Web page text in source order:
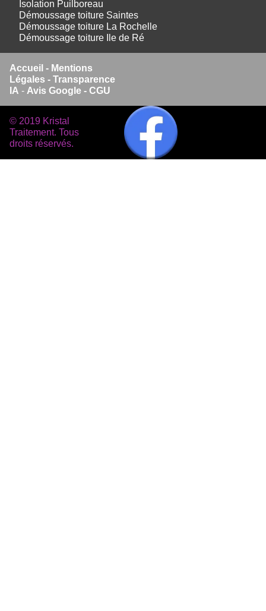
Isolation Puilboreau
Démoussage toiture Saintes
Démoussage toiture La Rochelle
Démoussage toiture Ile de Ré
Accueil - Mentions
Légales - Transparence
IA - Avis Google - CGU
© 2019 Kristal
Traitement. Tous
droits réservés.